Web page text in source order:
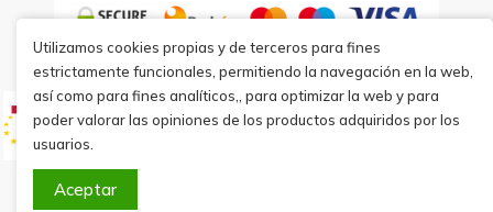
Utilizamos cookies propias y de terceros para fines
estrictamente funcionales, permitiendo la navegación en la web,
así como para fines analíticos,, para optimizar la web y para
poder valorar las opiniones de los productos adquiridos por los
usuarios.
Aceptar